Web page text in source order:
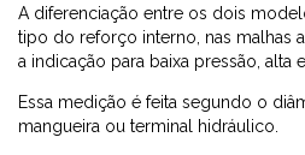
A diferenciação entre os dois
tipo do reforço interno, nas malhas
a indicação para baixa pressão, alta
Essa medição é feita segundo o
mangueira ou terminal hidráulico.